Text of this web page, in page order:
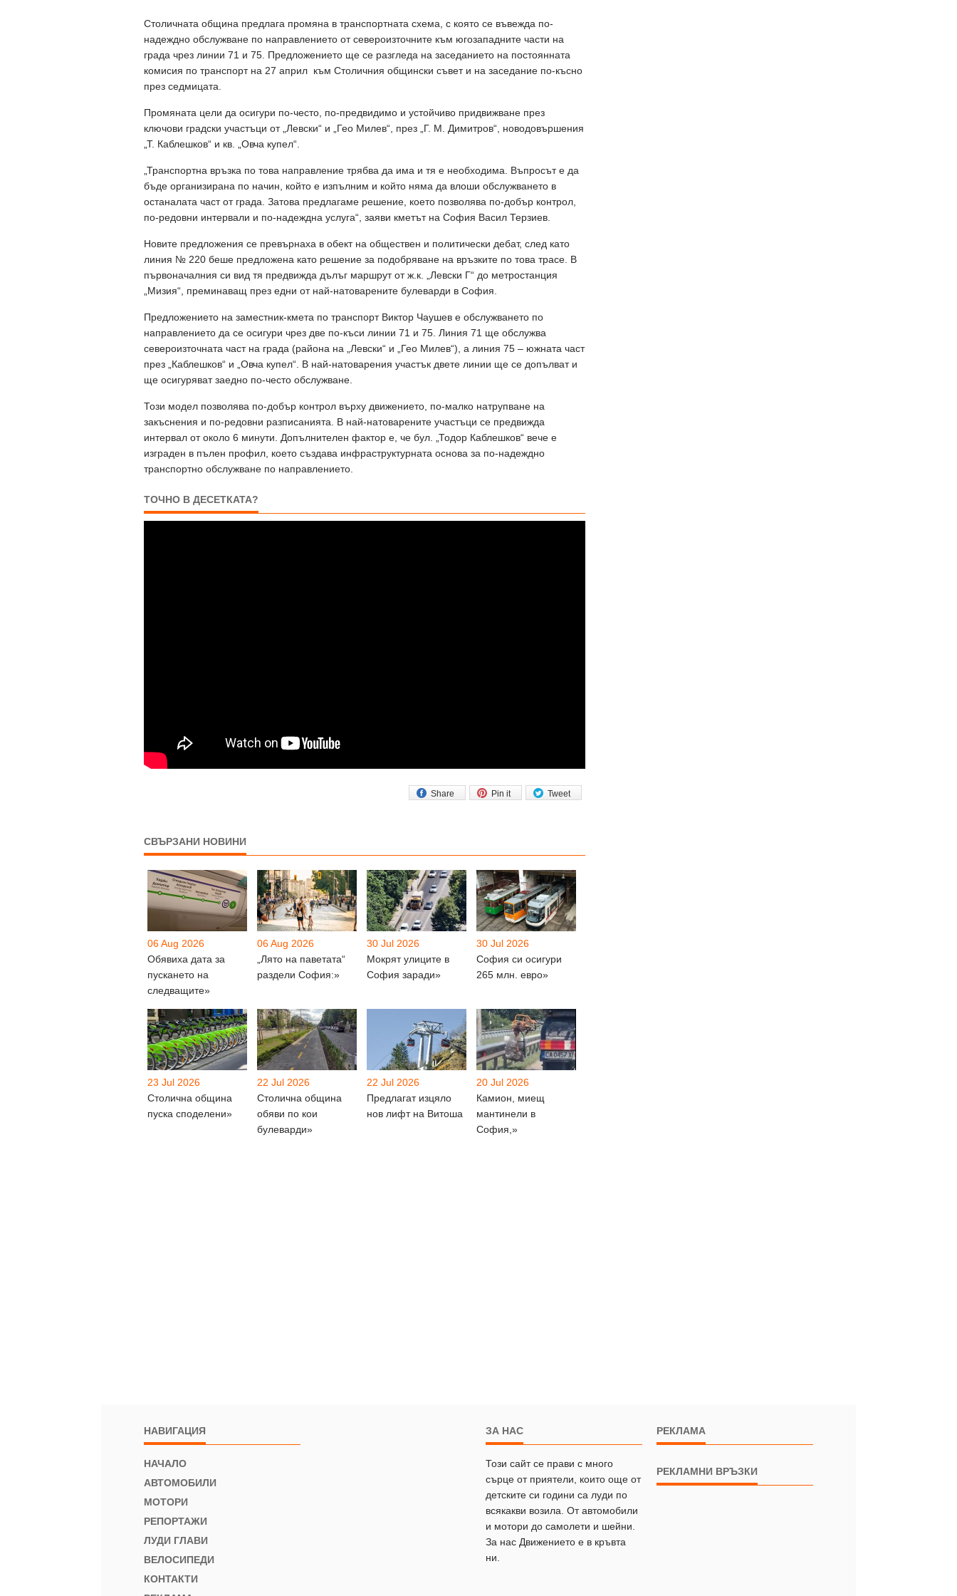
Столичнатa община предлага промяна в транспортната схема, с която се въвежда по-
надеждно обслужване по направлението от североизточните към югозападните части на
града чрез линии 71 и 75. Предложението ще се разгледа на заседанието на постоянната
комисия по транспорт на 27 април към Столичния общински съвет и на заседание по-късно
през седмицата.
Промяната цели да осигури по-често, по-предвидимо и устойчиво придвижване през
ключови градски участъци от „Левски“ и „Гео Милев“, през „Г. М. Димитров“, новодовършения
„Т. Каблешков“ и кв. „Овча купел“.
„Транспортна връзка по това направление трябва да има и тя е необходима. Въпросът е да
бъде организирана по начин, който е изпълним и който няма да влоши обслужването в
останалата част от града. Затова предлагаме решение, което позволява по-добър контрол,
по-редовни интервали и по-надеждна услуга“, заяви кметът на София Васил Терзиев.
Новите предложения се превърнаха в обект на обществен и политически дебат, след като
линия № 220 беше предложена като решение за подобряване на връзките по това трасе. В
първоначалния си вид тя предвижда дълъг маршрут от ж.к. „Левски Г“ до метростанция
„Мизия“, преминаващ през едни от най-натоварените булеварди в София.
Предложението на заместник-кмета по транспорт Виктор Чаушев е обслужването по
направлението да се осигури чрез две по-къси линии 71 и 75. Линия 71 ще обслужва
североизточната част на града (района на „Левски“ и „Гео Милев“), а линия 75 – южната част
през „Каблешков“ и „Овча купел“. В най-натоварения участък двете линии ще се допълват и
ще осигуряват заедно по-често обслужване.
Този модел позволява по-добър контрол върху движението, по-малко натрупване на
закъснения и по-редовни разписанията. В най-натоварените участъци се предвижда
интервал от около 6 минути. Допълнителен фактор е, че бул. „Тодор Каблешков“ вече е
изграден в пълен профил, което създава инфраструктурната основа за по-надеждно
транспортно обслужване по направлението.
ТОЧНО В ДЕСЕТКАТА?
Tweet
Pin it
Share
СВЪРЗАНИ НОВИНИ
06 Aug 2026
Обявиха дата за
пускането на
следващите»
06 Aug 2026
„Лято на паветата“
раздели София:»
30 Jul 2026
Мокрят улиците в
София заради»
30 Jul 2026
София си осигури
265 млн. евро»
23 Jul 2026
Столична община
пуска споделени»
22 Jul 2026
Столична община
обяви по кои
булеварди»
22 Jul 2026
Предлагат изцяло
нов лифт на Витоша
20 Jul 2026
Камион, миещ
мантинели в
София,»
НАВИГАЦИЯ
НАЧАЛО
АВТОМОБИЛИ
МОТОРИ
РЕПОРТАЖИ
ЛУДИ ГЛАВИ
ВЕЛОСИПЕДИ
КОНТАКТИ
ЗА НАС
Този сайт се прави с много
сърце от приятели, които още от
детските си години са луди по
всякакви возила. От автомобили
и мотори до самолети и шейни.
За нас Движението е в кръвта
ни.
РЕКЛАМА
РЕКЛАМНИ ВРЪЗКИ